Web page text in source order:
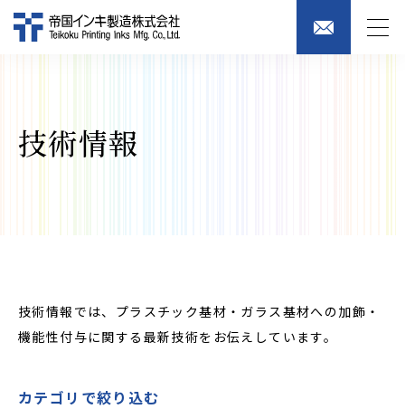
技術情報
技術情報では、プラスチック基材・ガラス基材への加飾・
機能性付与に関する最新技術をお伝えしています。
カテゴリで絞り込む